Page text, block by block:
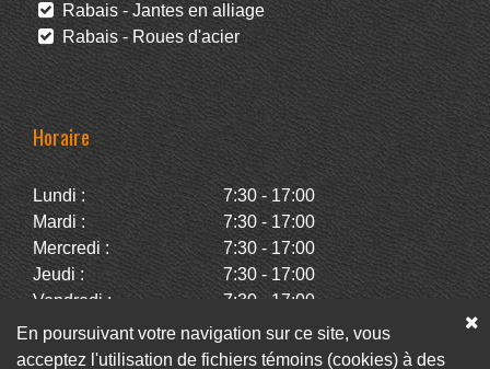
Rabais - Jantes en alliage
Rabais - Roues d'acier
Horaire
Lundi :
7:30 - 17:00
Mardi :
7:30 - 17:00
Mercredi :
7:30 - 17:00
Jeudi :
7:30 - 17:00
Vendredi :
7:30 - 17:00
Samedi :
Fermé
Dimanche :
Fermé
En poursuivant votre navigation sur ce site, vous
acceptez l'utilisation de fichiers témoins (cookies) à des